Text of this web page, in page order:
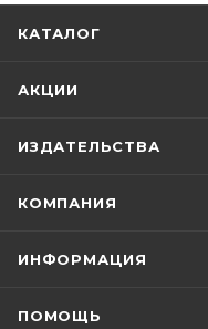
КАТАЛОГ
АКЦИИ
ИЗДАТЕЛЬСТВА
КОМПАНИЯ
ИНФОРМАЦИЯ
ПОМОЩЬ